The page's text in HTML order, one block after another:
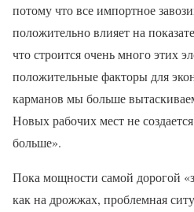
потому что все импортное
положительно влияет на
что строится очень много этих
положительные факторы для
карманов мы больше
Новых рабочих мест не
больше».
Пока мощности самой дорогой
как на дрожжах, проблемная